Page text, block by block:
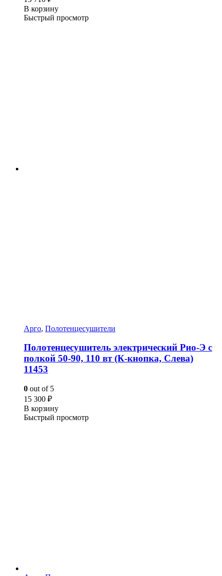
В корзину
Быстрый просмотр
Арго, Полотенцесушители
Полотенцесушитель электрический Рио-Э с
полкой 50-90, 110 вт (К-кнопка, Слева)
11453
0 out of 5
15 300 ₽
В корзину
Быстрый просмотр